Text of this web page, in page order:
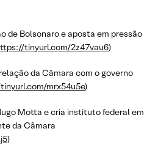
de Bolsonaro e aposta em pressão
tinyurl.com/2z47vau6)
da Câmara com o governo
mrx54u5e)
Motta e cria instituto federal em
da Câmara
)